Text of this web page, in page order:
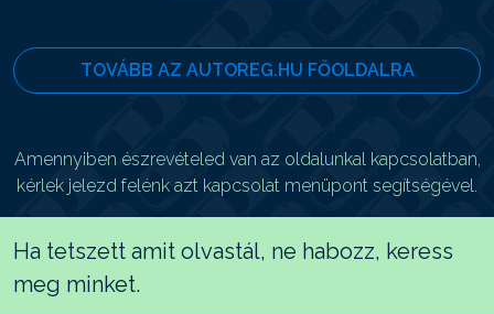
TOVÁBB AZ AUTOREG.HU FŐOLDALRA
Amennyiben észrevételed van az oldalunkal kapcsolatban,
kérlek jelezd felénk azt kapcsolat menüpont segítségével.
Ha tetszett amit olvastál, ne habozz, keress
meg minket.